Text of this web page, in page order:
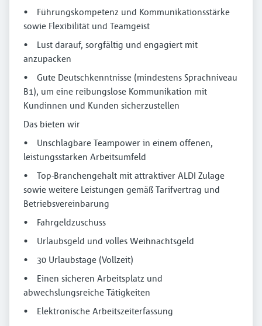
• Führungskompetenz und Kommunikationsstärke
sowie Flexibilität und Teamgeist
• Lust darauf, sorgfältig und engagiert mit
anzupacken
• Gute Deutschkenntnisse (mindestens Sprachniveau
B1), um eine reibungslose Kommunikation mit
Kundinnen und Kunden sicherzustellen
Das bieten wir
• Unschlagbare Teampower in einem offenen,
leistungsstarken Arbeitsumfeld
• Top-Branchengehalt mit attraktiver ALDI Zulage
sowie weitere Leistungen gemäß Tarifvertrag und
Betriebsvereinbarung
• Fahrgeldzuschuss
• Urlaubsgeld und volles Weihnachtsgeld
• 30 Urlaubstage (Vollzeit)
• Einen sicheren Arbeitsplatz und
abwechslungsreiche Tätigkeiten
• Elektronische Arbeitszeiterfassung